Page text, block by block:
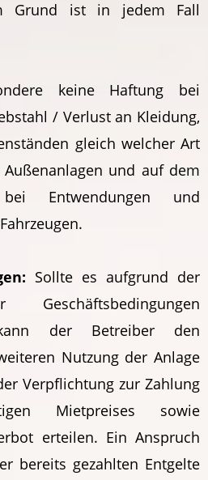
Grund ist in jedem Fall
keine Haftung bei
/ Verlust an Kleidung,
gleich welcher Art
und auf dem
Entwendungen und
Sollte es aufgrund der
der Betreiber den
Nutzung der Anlage
Verpflichtung zur Zahlung
Mietpreises sowie
erteilen. Ein Anspruch
bereits gezahlten Entgelte